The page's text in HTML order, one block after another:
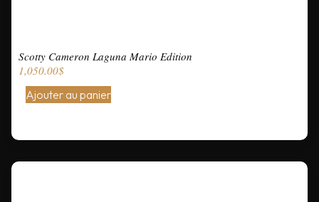
Scotty Cameron Laguna Mario Edition
1,050.00$
Ajouter au panier